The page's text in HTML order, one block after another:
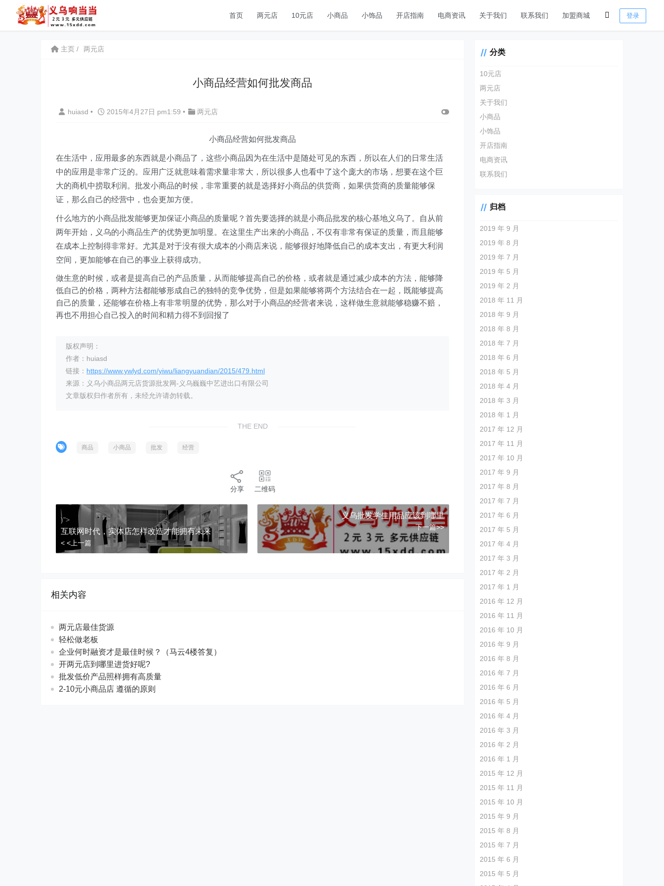
首页 两元店 10元店 小商品 小饰品 开店指南 电商资讯 关于我们 联系我们 加盟商城 登录
主页 两元店
小商品经营如何批发商品
huiasd • 2015年4月27日 pm1:59 • 两元店
小商品经营如何批发商品
在生活中，应用最多的东西就是小商品了，这些小商品因为在生活中是随处可见的东西，所以在人们的日常生活
中的应用是非常广泛的。应用广泛就意味着需求量非常大，所以很多人也看中了这个庞大的市场，想要在这个巨
大的商机中捞取利润。批发小商品的时候，非常重要的就是选择好小商品的供货商，如果供货商的质量能够保
证，那么自己的经营中，也会更加方便。
什么地方的小商品批发能够更加保证小商品的质量呢？首先要选择的就是小商品批发的核心基地义乌了。自从前
两年开始，义乌的小商品生产的优势更加明显。在这里生产出来的小商品，不仅有非常有保证的质量，而且能够
在成本上控制得非常好。尤其是对于没有很大成本的小商店来说，能够很好地降低自己的成本支出，有更大利润
空间，更加能够在自己的事业上获得成功。
做生意的时候，或者是提高自己的产品质量，从而能够提高自己的价格，或者就是通过减少成本的方法，能够降
低自己的价格，两种方法都能够形成自己的独特的竞争优势，但是如果能够将两个方法结合在一起，既能够提高
自己的质量，还能够在价格上有非常明显的优势，那么对于小商品的经营者来说，这样做生意就能够稳赚不赔，
再也不用担心自己投入的时间和精力得不到回报了
版权声明：
作者：huiasd
链接： https://www.ywlyd.com/yiwu/liangyuandian/2015/479.html
来源：义乌小商品两元店货源批发网-义乌巍巍中艺进出口有限公司
文章版权归作者所有，未经允许请勿转载。
THE END
商品 小商品 批发 经营
分享 二维码
)">
互联网时代，实体店怎样改造才能拥有未来
< <上一篇
义乌批发学生用品应该到哪里
下一篇>>
相关内容
两元店最佳货源
轻松做老板
企业何时融资才是最佳时候？（马云4楼答复）
开两元店到哪里进货好呢?
批发低价产品照样拥有高质量
2-10元小商品店 遵循的原则
分类
10元店
两元店
关于我们
小商品
小饰品
开店指南
电商资讯
联系我们
归档
2019 年 9 月
2019 年 8 月
2019 年 7 月
2019 年 5 月
2019 年 2 月
2018 年 11 月
2018 年 9 月
2018 年 8 月
2018 年 7 月
2018 年 6 月
2018 年 5 月
2018 年 4 月
2018 年 3 月
2018 年 1 月
2017 年 12 月
2017 年 11 月
2017 年 10 月
2017 年 9 月
2017 年 8 月
2017 年 7 月
2017 年 6 月
2017 年 5 月
2017 年 4 月
2017 年 3 月
2017 年 2 月
2017 年 1 月
2016 年 12 月
2016 年 11 月
2016 年 10 月
2016 年 9 月
2016 年 8 月
2016 年 7 月
2016 年 6 月
2016 年 5 月
2016 年 4 月
2016 年 3 月
2016 年 2 月
2016 年 1 月
2015 年 12 月
2015 年 11 月
2015 年 10 月
2015 年 9 月
2015 年 8 月
2015 年 7 月
2015 年 6 月
2015 年 5 月